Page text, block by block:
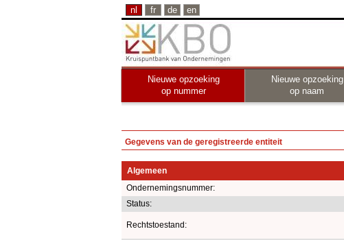
nl fr de en
Nieuwe opzoeking
op nummer
Nieuwe opzoeking
op naam
Gegevens van de geregistreerde entiteit
Algemeen
Ondernemingsnummer:
Status:
Rechtstoestand: